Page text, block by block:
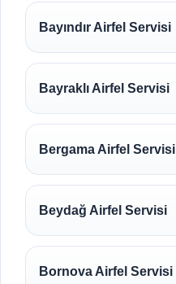
Bayındır Airfel Servisi
Bayraklı Airfel Servisi
Bergama Airfel Servisi
Beydağ Airfel Servisi
Bornova Airfel Servisi